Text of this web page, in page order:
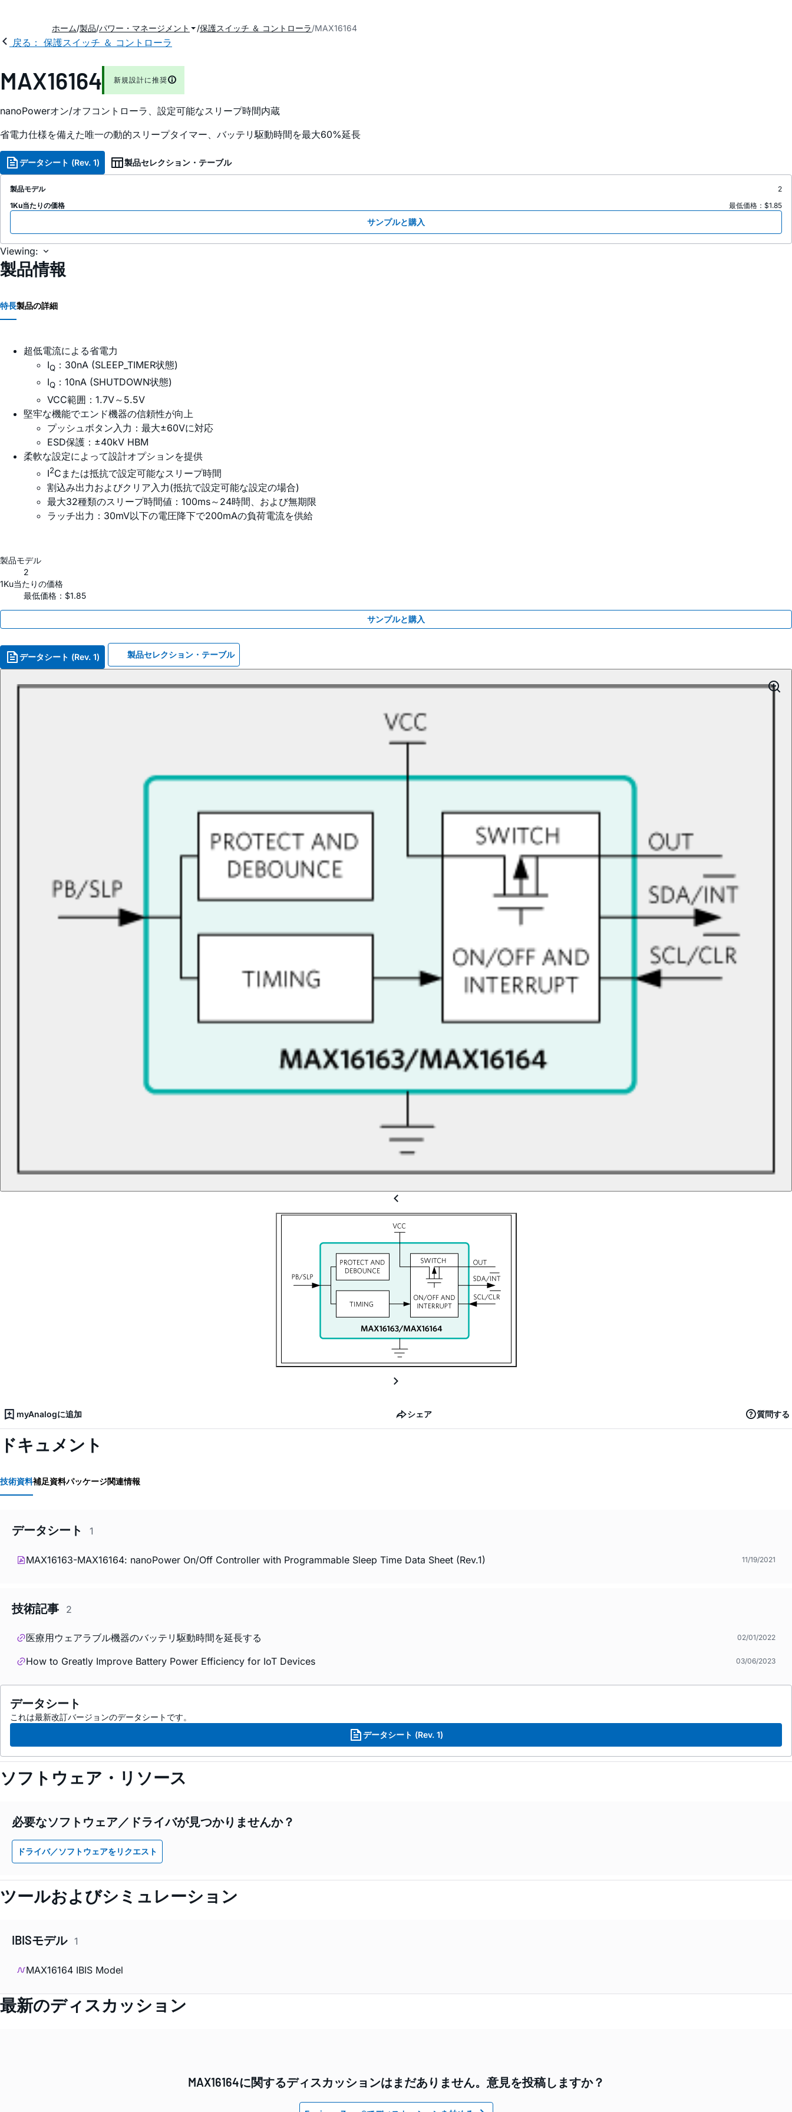
ホーム 製品 パワー・マネージメント 保護スイッチ ＆ コントローラ MAX16164
戻る： 保護スイッチ ＆ コントローラ
MAX16164 新規設計に推奨
nanoPowerオン/オフコントローラ、設定可能なスリープ時間内蔵
省電力仕様を備えた唯一の動的スリープタイマー、バッテリ駆動時間を最大60%延長
データシート (Rev. 1) 製品セレクション・テーブル
製品モデル
2
1Ku当たりの価格
最低価格：$1.85
サンプルと購入
Viewing:
製品情報
特長製品の詳細
超低電流による省電力
IQ ：30nA (SLEEP_TIMER状態)
IQ ：10nA (SHUTDOWN状態)
VCC範囲：1.7V～5.5V
堅牢な機能でエンド機器の信頼性が向上
プッシュボタン入力：最大±60Vに対応
ESD保護：±40kV HBM
柔軟な設定によって設計オプションを提供
I2Cまたは抵抗で設定可能なスリープ時間
割込み出力およびクリア入力(抵抗で設定可能な設定の場合)
最大32種類のスリープ時間値：100ms～24時間、および無期限
ラッチ出力：30mV以下の電圧降下で200mAの負荷電流を供給
製品モデル
2
1Ku当たりの価格
最低価格：$1.85
サンプルと購入
データシート (Rev. 1) 製品セレクション・テーブル
myAnalogに追加 シェア 質問する
ドキュメント
技術資料補足資料パッケージ関連情報
データシート 1
MAX16163-MAX16164: nanoPower On/Off Controller with Programmable Sleep Time Data Sheet (Rev.1) 11/19/2021
技術記事 2
医療用ウェアラブル機器のバッテリ駆動時間を延長する 02/01/2022
How to Greatly Improve Battery Power Efficiency for IoT Devices 03/06/2023
データシート
これは最新改訂バージョンのデータシートです。
データシート (Rev. 1)
ソフトウェア・リソース
必要なソフトウェア／ドライバが見つかりませんか？
ドライバ／ソフトウェアをリクエスト
ツールおよびシミュレーション
IBISモデル 1
MAX16164 IBIS Model
最新のディスカッション
MAX16164に関するディスカッションはまだありません。意見を投稿しますか？